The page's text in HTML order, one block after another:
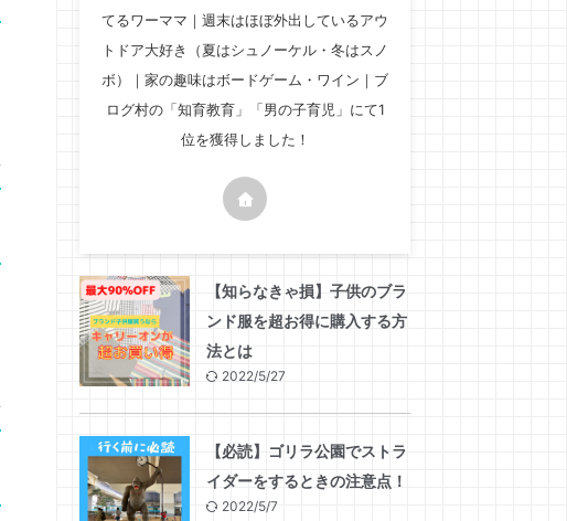
てるワーママ｜週末はほぼ外出しているアウ
トドア大好き（夏はシュノーケル・冬はスノ
ボ）｜家の趣味はボードゲーム・ワイン｜ブ
ログ村の「知育教育」「男の子育児」にて1
位を獲得しました！
【知らなきゃ損】子供のブラ
ンド服を超お得に購入する方
法とは
2022/5/27
【必読】ゴリラ公園でストラ
イダーをするときの注意点！
2022/5/7